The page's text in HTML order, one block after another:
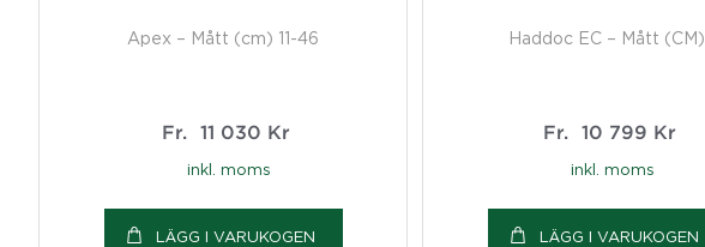
Apex – Mått (cm) 11-46
Fr. 11 030 Kr
inkl. moms
LÄGG I VARUKOGEN
Haddoc EC – Mått (CM)
Fr. 10 799 Kr
inkl. moms
LÄGG I VARUKOGEN